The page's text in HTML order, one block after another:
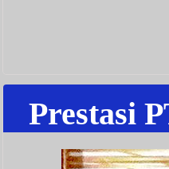
Prestasi